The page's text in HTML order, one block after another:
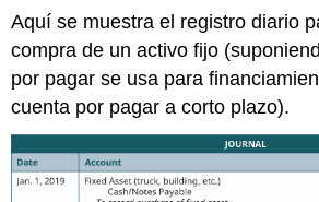
Aquí se muestra el registro diario
compra de un activo fijo
por pagar se usa para
cuenta por pagar a corto plazo).